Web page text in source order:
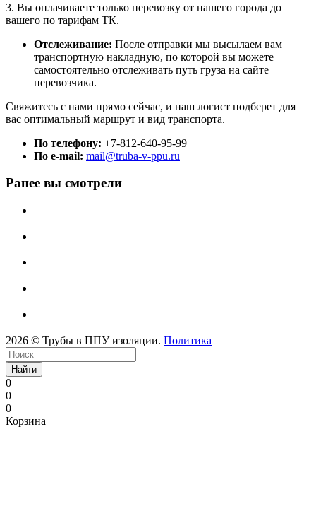
3. Вы оплачиваете только перевозку от нашего города до
вашего по тарифам ТК.
Отслеживание: После отправки мы высылаем вам
транспортную накладную, по которой вы можете
самостоятельно отслеживать путь груза на сайте
перевозчика.
Свяжитесь с нами прямо сейчас, и наш логист подберет для
вас оптимальный маршрут и вид транспорта.
По телефону: +7-812-640-95-99
По e-mail: mail@truba-v-ppu.ru
Ранее вы смотрели
2026 © Трубы в ППУ изоляции. Политика
Найти
0
0
0
Корзина